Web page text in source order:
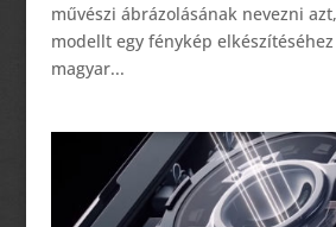
művészi ábrázolásának nevezni
modellt egy fénykép
magyar...